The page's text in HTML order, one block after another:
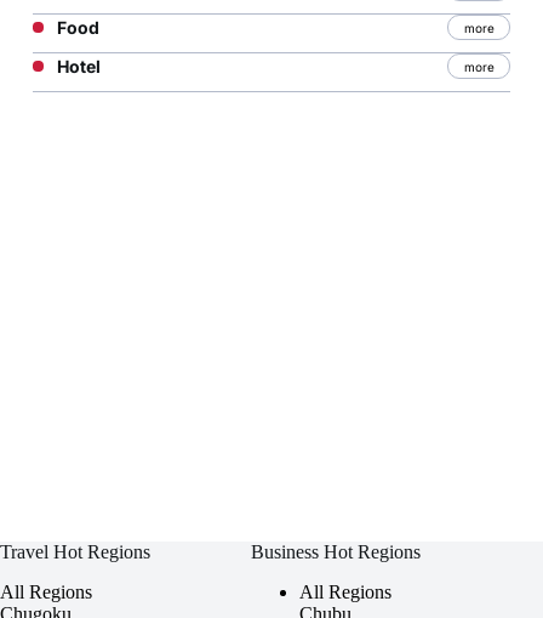
Food more
Hotel more
Travel Hot Regions
All Regions
Business Hot Regions
All Regions